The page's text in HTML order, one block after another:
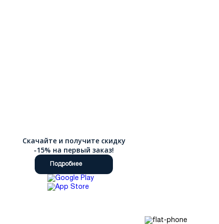
Скачайте и получите скидку
-15% на первый заказ!
Подробнее